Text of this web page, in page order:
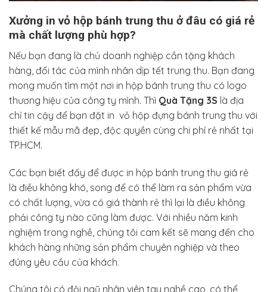
Xưởng in vỏ hộp bánh trung thu ở đâu có giá rẻ
mà chất lượng phù hợp?
Nếu bạn đang là chủ doanh nghiệp cần tặng khách
hàng, đối tác của mình nhân dịp tết trung thu. Bạn đang
mong muốn tìm một nơi in hộp bánh trung thu có logo
thương hiệu của công ty mình. Thì Quà Tặng 3S là địa
chỉ tin cậy để bạn đặt in vỏ hộp đựng bánh trung thu với
thiết kế mẫu mã đẹp, độc quyền cùng chi phí rẻ nhất tại
TP.HCM.
Các bạn biết đấy để được in hộp bánh trung thu giá rẻ
là điều không khó, song để có thể làm ra sản phẩm vừa
có chất lượng, vừa có giá thành rẻ thì lại là điều không
phải công ty nào cũng làm được. Với nhiều năm kinh
nghiệm trong nghề, chúng tôi cam kết sẽ mang đến cho
khách hàng những sản phẩm chuyên nghiệp và theo
đúng yêu cầu của khách.
Chúng tôi có đội ngũ nhân viên tay nghề cao, có thể